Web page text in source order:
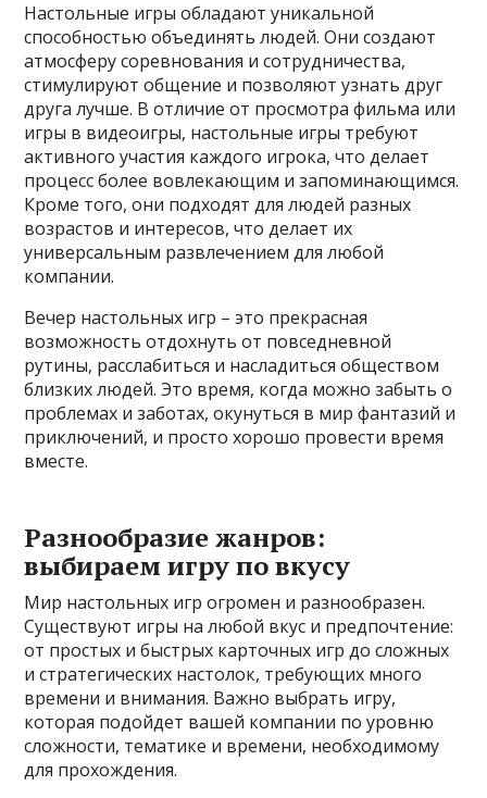
Настольные игры обладают уникальной
способностью объединять людей. Они создают
атмосферу соревнования и сотрудничества,
стимулируют общение и позволяют узнать друг
друга лучше. В отличие от просмотра фильма или
игры в видеоигры, настольные игры требуют
активного участия каждого игрока, что делает
процесс более вовлекающим и запоминающимся.
Кроме того, они подходят для людей разных
возрастов и интересов, что делает их
универсальным развлечением для любой
компании.
Вечер настольных игр – это прекрасная
возможность отдохнуть от повседневной
рутины, расслабиться и насладиться обществом
близких людей. Это время, когда можно забыть о
проблемах и заботах, окунуться в мир фантазий и
приключений, и просто хорошо провести время
вместе.
Разнообразие жанров:
выбираем игру по вкусу
Мир настольных игр огромен и разнообразен.
Существуют игры на любой вкус и предпочтение:
от простых и быстрых карточных игр до сложных
и стратегических настолок, требующих много
времени и внимания. Важно выбрать игру,
которая подойдет вашей компании по уровню
сложности, тематике и времени, необходимому
для прохождения.